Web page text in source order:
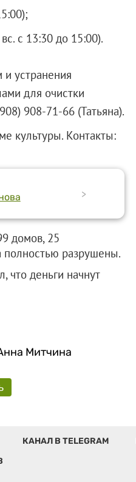
с 13:30 до 15:00).
устранения
для очистки
908-71-66 (Татьяна).
культуры. Контакты:
>
домов, 25
полностью разрушены.
что деньги начнут
Митчина
КАНАЛ В TELEGRAM